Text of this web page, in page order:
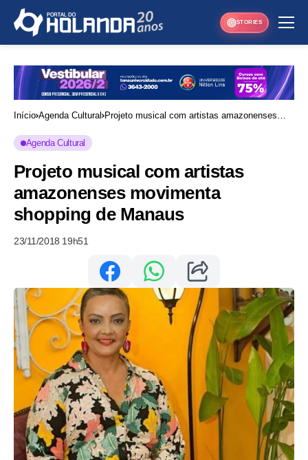
STORIES
Início Agenda Cultural Projeto musical com artistas amazonenses
Agenda Cultural
Projeto musical com artistas
amazonenses movimenta
shopping de Manaus
23/11/2018 19h51